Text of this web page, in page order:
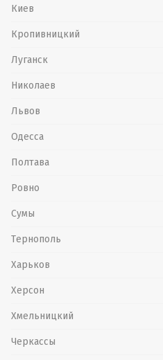
Киев
Кропивницкий
Луганск
Николаев
Львов
Одесса
Полтава
Ровно
Сумы
Тернополь
Харьков
Херсон
Хмельницкий
Черкассы